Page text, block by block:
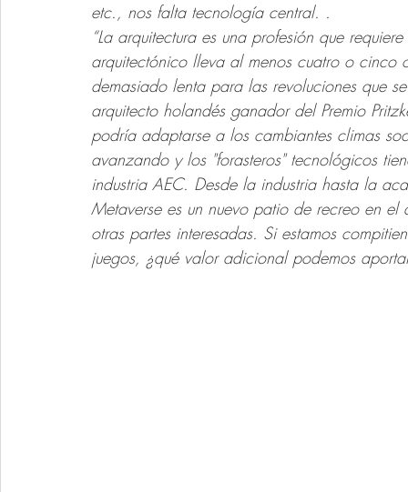
etc., nos falta tecnología central. .
“La arquitectura es una profesión que
arquitectónico lleva al menos cuatro o
demasiado lenta para las revoluciones que
arquitecto holandés ganador del Premio
podría adaptarse a los cambiantes climas
avanzando y los "forasteros" tecnológicos
industria AEC. Desde la industria hasta la
Metaverse es un nuevo patio de recreo en
otras partes interesadas. Si estamos
juegos, ¿qué valor adicional podemos